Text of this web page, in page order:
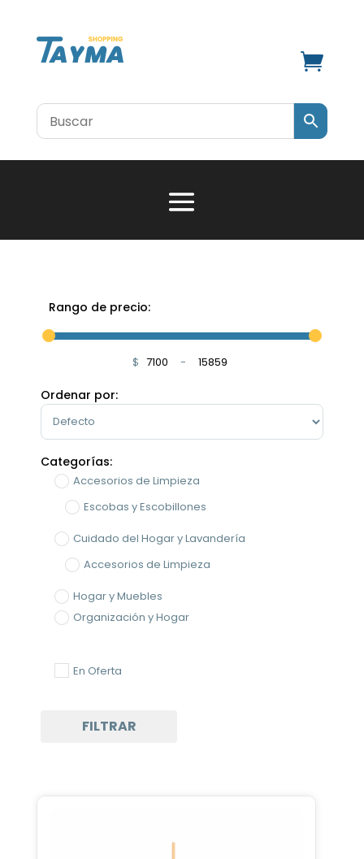

Rango de precio:
$ Minimum Price
-Maximum Price
Ordenar por:
Sort Products
Categorías:
Accesorios de Limpieza
Escobas y Escobillones
Cuidado del Hogar y Lavandería
Accesorios de Limpieza
Hogar y Muebles
Organización y Hogar
En Oferta
FILTRAR